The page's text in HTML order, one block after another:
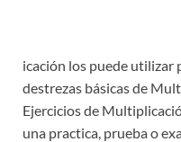
icación los puede utilizar
destrezas básicas de
Ejercicios de
una practica, prueba o